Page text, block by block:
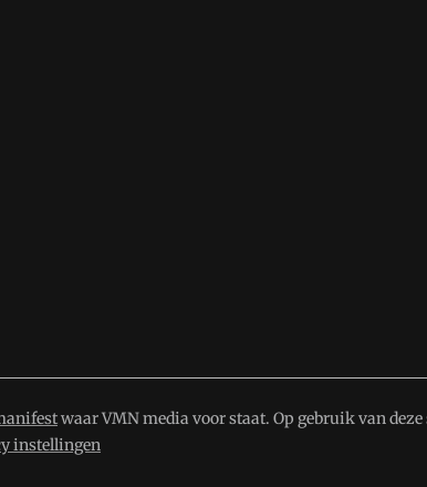
waar VMN media voor staat. Op gebruik van
instellingen